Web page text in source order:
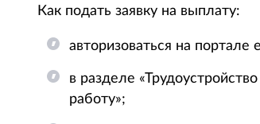
Как подать заявку на выплату:
авторизоваться на портале
в разделе
работу»;